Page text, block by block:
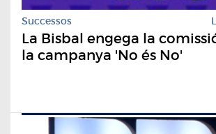
Successos
La Bisbal engega la
la campanya 'No és No'